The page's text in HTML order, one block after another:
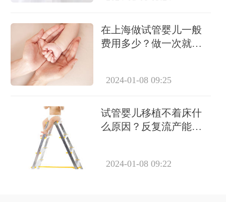
在上海做试管婴儿一般
费用多少？做一次就能
2024-01-08 09:25
试管婴儿移植不着床什
么原因？反复流产能做
2024-01-08 09:22